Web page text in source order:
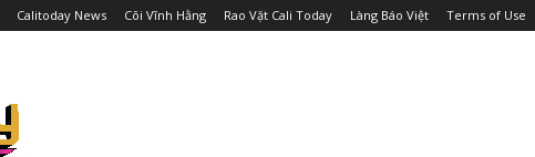
Calitoday News Cõi Vĩnh Hằng Rao Vặt Cali Today Làng Báo Việt Terms of Use